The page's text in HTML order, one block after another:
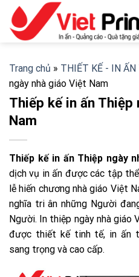
Skip
content
Trang chủ » THIẾT KẾ - IN ẤN
ngày nhà giáo Việt Nam
Thiếp kế in ấn Thiệp
Nam
Thiếp kế in ấn Thiệp ngày
dịch vụ in ấn được các tập
lễ hiến chương nhà giáo Việt
nghĩa tri ân những Người
Người. In thiệp ngày nhà giáo
được thiết kế tinh tế, in ấn
sang trọng và cao cấp.